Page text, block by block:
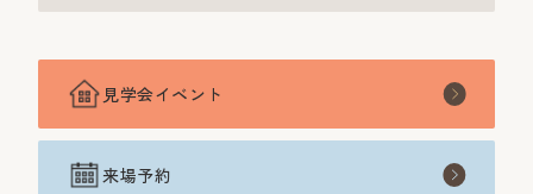
見学会イベント
来場予約